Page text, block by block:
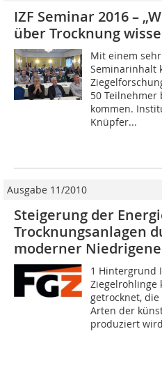
IZF Seminar 2016 –
über Trocknung
Mit einem
Seminarinhalt
50 Teilnehmer
kommen.
Knüpfer...
Ausgabe 11/2010
Steigerung der
Trocknungsanlagen
moderner
1 Hintergrund
Ziegelrohlinge
getrocknet,
Arten der
produziert